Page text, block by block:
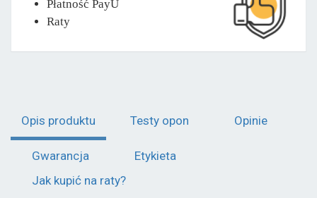
Płatność PayU
Raty
Opis produktu Testy opon Opinie
Gwarancja
Etykieta
Jak kupić na raty?